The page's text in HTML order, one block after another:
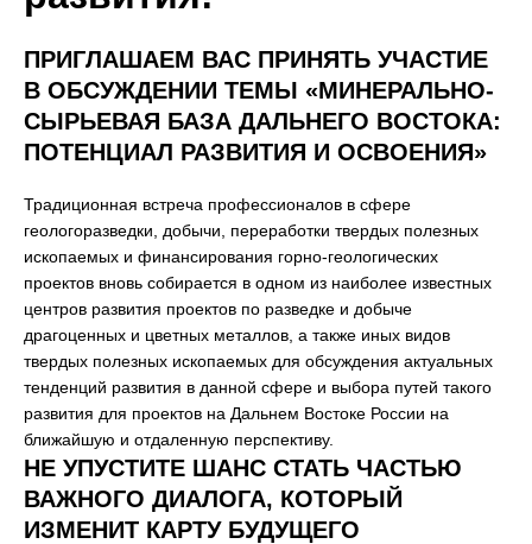
ПРИГЛАШАЕМ ВАС ПРИНЯТЬ УЧАСТИЕ
В ОБСУЖДЕНИИ ТЕМЫ «МИНЕРАЛЬНО-
СЫРЬЕВАЯ БАЗА ДАЛЬНЕГО ВОСТОКА:
ПОТЕНЦИАЛ РАЗВИТИЯ И ОСВОЕНИЯ»
Традиционная встреча профессионалов в сфере
геологоразведки, добычи, переработки твердых полезных
ископаемых и финансирования горно-геологических
проектов вновь собирается в одном из наиболее известных
центров развития проектов по разведке и добыче
драгоценных и цветных металлов, а также иных видов
твердых полезных ископаемых для обсуждения актуальных
тенденций развития в данной сфере и выбора путей такого
развития для проектов на Дальнем Востоке России на
ближайшую и отдаленную перспективу.
НЕ УПУСТИТЕ ШАНС СТАТЬ ЧАСТЬЮ
ВАЖНОГО ДИАЛОГА, КОТОРЫЙ
ИЗМЕНИТ КАРТУ БУДУЩЕГО